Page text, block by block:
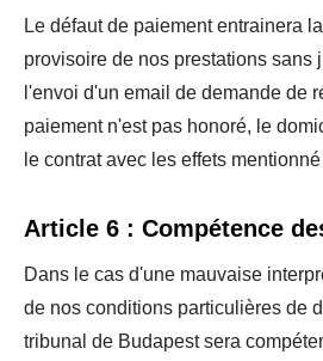
Le défaut de paiement entrainera
provisoire de nos prestations sans
l'envoi d'un email de demande de
paiement n'est pas honoré, le
le contrat avec les effets
Article 6 : Compétence
Dans le cas d'une mauvaise
de nos conditions particulières de
tribunal de Budapest sera